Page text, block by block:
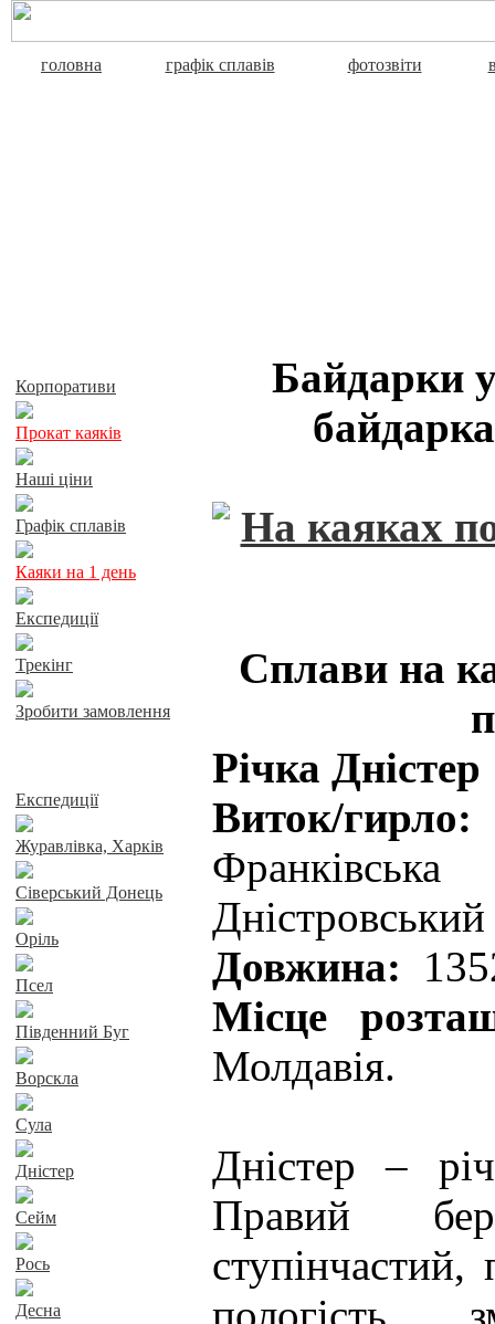
головна графік сплавів фотозвіти
Корпоративи
Прокат каяків
Наші ціни
Графік сплавів
Каяки на 1 день
Експедиції
Трекінг
Зробити замовлення
Експедиції
Журавлівка, Харків
Сіверський Донець
Оріль
Псел
Південний Буг
Ворскла
Сула
Дністер
Сейм
Рось
Десна
Байдарки
Сплави на
Річка Дністер
Виток/гирло:
Довжина:
Місце
Молдавія.
Дністер –
Правий
ступінчастий,